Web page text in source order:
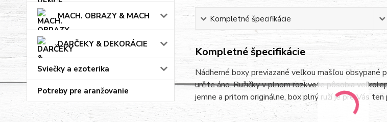
MACH. OBRAZY & MACH
DARČEKY & DEKORÁCIE
Sviečky a ezoterika
Potreby pre aranžovanie
Kompletné špecifikácie
Kompletné špecifikácie
Nádherné boxy previazané veľkou mašľou obsypané
určite áno. Ružičky v plnom rozkvete pôsobia
jemne a pritom originálne, box plný ruží je pre Vás ten